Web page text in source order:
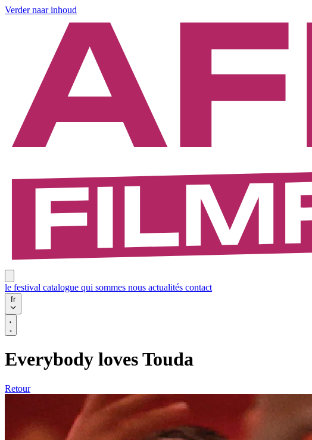
Verder naar inhoud
le festival catalogue qui sommes nous actualités contact
fr
Everybody loves Touda
Retour